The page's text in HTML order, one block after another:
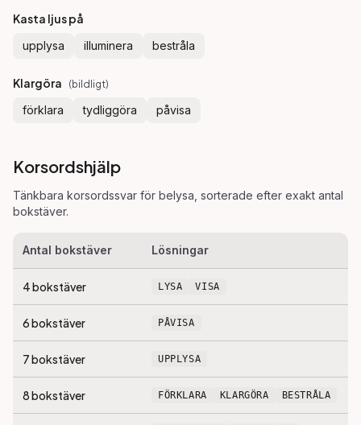
Kasta ljus på
upplysa illuminera bestråla
Klargöra (bildligt)
förklara tydliggöra påvisa
Korsordshjälp
Tänkbara korsordssvar för belysa , sorterade efter exakt antal
bokstäver.
Antal bokstäver Lösningar
4bokstäver LYSA VISA
6bokstäver PÅVISA
7bokstäver UPPLYSA
8bokstäver FÖRKLARA KLARGÖRA BESTRÅLA